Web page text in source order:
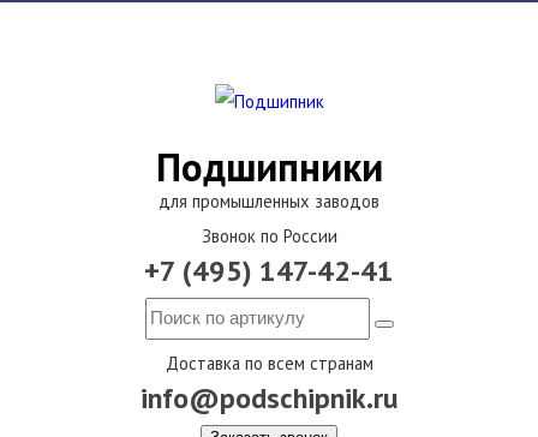
Подшипники
для промышленных заводов
Звонок по России
+7 (495) 147-42-41
Доставка по всем странам
info@podschipnik.ru